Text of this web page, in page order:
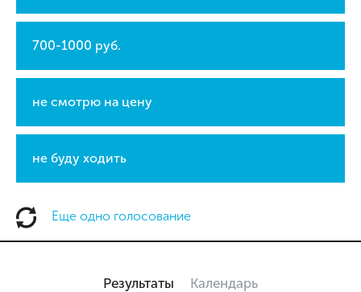
700-1000 руб.
не смотрю на цену
не буду ходить
Еще одно голосование
Результаты Календарь